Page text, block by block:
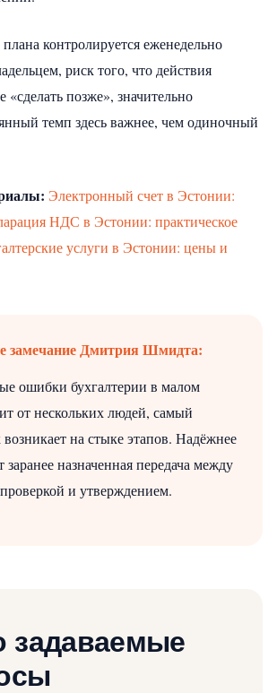
контролируется еженедельно
риск того, что действия
«сделать позже», значительно
темп здесь важнее, чем одиночный
Электронный счет в Эстонии:
НДС в Эстонии: практическое
услуги в Эстонии: цены и
замечание Дмитрия Шмидта:
ошибки бухгалтерии в малом
от нескольких людей, самый
на стыке этапов. Надёжнее
заранее назначенная передача между
и утверждением.
задаваемые